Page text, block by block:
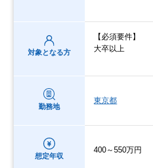
対象となる方
【必須要件】
大卒以上
勤務地
東京都
想定年収
400～550万円